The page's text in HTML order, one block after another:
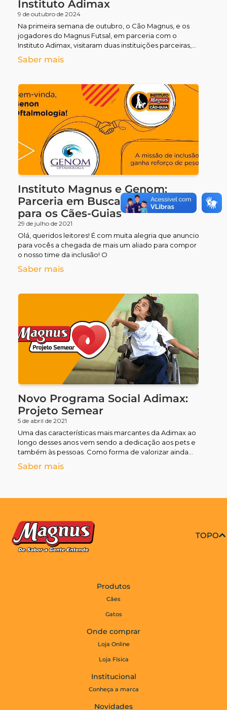
Instituto Adimax
9 de outubro de 2024
Na primeira semana de outubro, o Cão Magnus, e os
jogadores do Magnus Futsal, em parceria com o
Instituto Adimax, visitaram duas instituições parceiras,
trazendo
Saber mais
Instituto Magnus e Genom:
Parceria em Busca do Melhor
para os Cães-Guias
29 de julho de 2021
Olá, queridos leitores! É com muita alegria que anuncio
para vocês a chegada de mais um aliado para compor
o nosso time da inclusão! O
Saber mais
Novo Programa Social Adimax:
Projeto Semear
5 de abril de 2021
Uma das características mais marcantes da Adimax ao
longo desses anos vem sendo a dedicação aos pets e
também às pessoas. Como forma de valorizar ainda
mais
Saber mais
TOPO
Produtos
Cães
Gatos
Onde comprar
Loja Online
Loja Física
Institucional
Conheça a marca
Novidades